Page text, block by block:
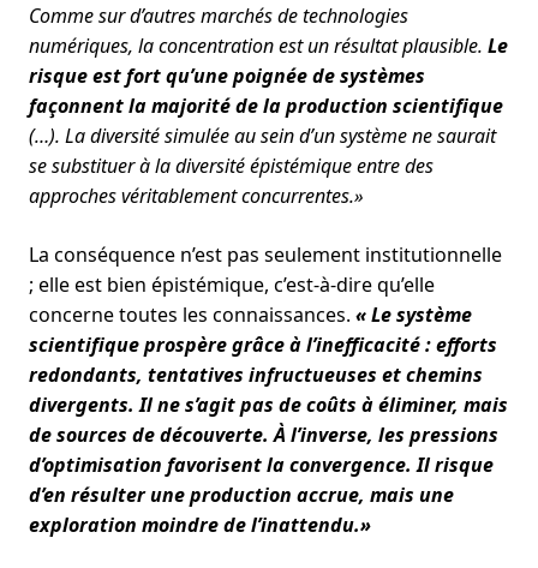
Comme sur d’autres marchés de technologies
numériques, la concentration est un résultat plausible. Le
risque est fort qu’une poignée de systèmes
façonnent la majorité de la production scientifique
(…). La diversité simulée au sein d’un système ne saurait
se substituer à la diversité épistémique entre des
approches véritablement concurrentes.»
La conséquence n’est pas seulement institutionnelle
; elle est bien épistémique, c’est-à-dire qu’elle
concerne toutes les connaissances. « Le système
scientifique prospère grâce à l’inefficacité : efforts
redondants, tentatives infructueuses et chemins
divergents. Il ne s’agit pas de coûts à éliminer, mais
de sources de découverte. À l’inverse, les pressions
d’optimisation favorisent la convergence. Il risque
d’en résulter une production accrue, mais une
exploration moindre de l’inattendu.»